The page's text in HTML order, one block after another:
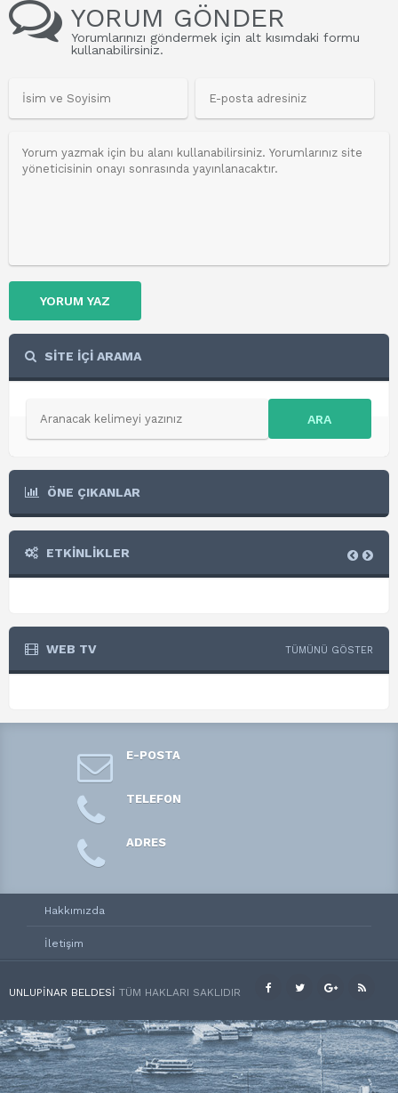
YORUM GÖNDER
Yorumlarınızı göndermek için alt kısımdaki formu
kullanabilirsiniz.
YORUM YAZ
SİTE İÇİ ARAMA
ARA
ÖNE ÇIKANLAR
ETKİNLİKLER
WEB TV TÜMÜNÜ GÖSTER
E-POSTA
TELEFON
ADRES
Hakkımızda
İletişim
UNLUPINAR BELDESI TÜM HAKLARI SAKLIDIR